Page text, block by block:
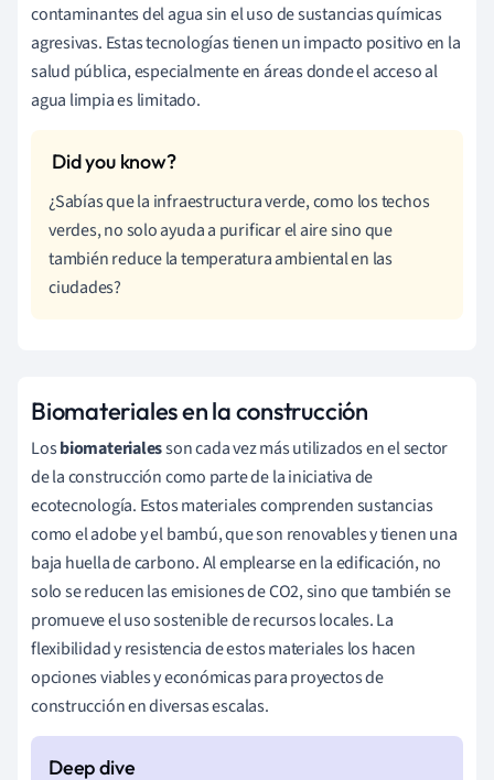
contaminantes del agua sin el uso de sustancias químicas
agresivas. Estas tecnologías tienen un impacto positivo en la
salud pública, especialmente en áreas donde el acceso al
agua limpia es limitado.
¿Sabías que la infraestructura verde, como los techos
verdes, no solo ayuda a purificar el aire sino que
también reduce la temperatura ambiental en las
ciudades?
Biomateriales en la construcción
Losbiomaterialesson cada vez más utilizados en el sector
de la construcción como parte de la iniciativa de
ecotecnología. Estos materiales comprenden sustancias
como el adobe y el bambú, que son renovables y tienen una
baja huella de carbono. Al emplearse en la edificación, no
solo se reducen las emisiones de CO2, sino que también se
promueve el uso sostenible de recursos locales. La
flexibilidad y resistencia de estos materiales los hacen
opciones viables y económicas para proyectos de
construcción en diversas escalas.